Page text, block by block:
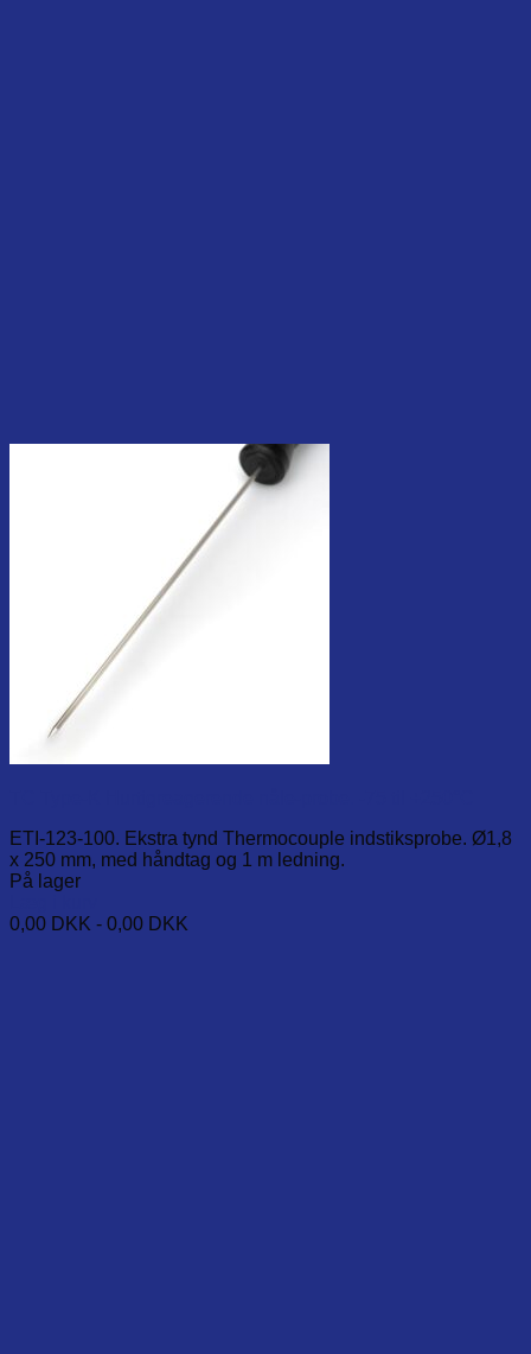
ETI-123-100. Ekstra tynd Thermocouple indstiksprobe. Ø1,8
x 250 mm, med håndtag og 1 m ledning.
På lager
0,00 DKK - 0,00 DKK